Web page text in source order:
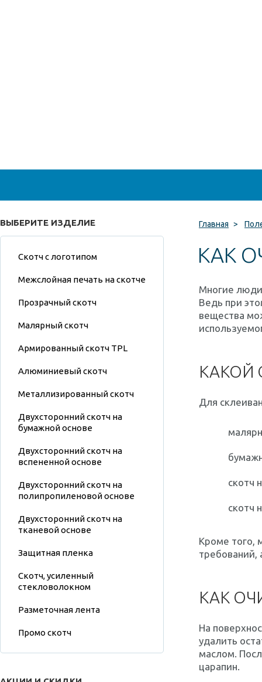
ВЫБЕРИТЕ ИЗДЕЛИЕ
Скотч с логотипом
Межслойная печать на скотче
Прозрачный скотч
Малярный скотч
Армированный скотч TPL
Алюминиевый скотч
Металлизированный скотч
Двухсторонний скотч на
бумажной основе
Двухсторонний скотч на
вспененной основе
Двухсторонний скотч на
полипропиленовой основе
Двухсторонний скотч на
тканевой основе
Защитная пленка
Скотч, усиленный
стекловолокном
Разметочная лента
Промо скотч
Главная >
КАК
Многие люди
Ведь при
вещества
КАКОЙ
Для
скотч
скотч
Кроме того,
требований,
КАК
На
удалить
маслом.
царапин.